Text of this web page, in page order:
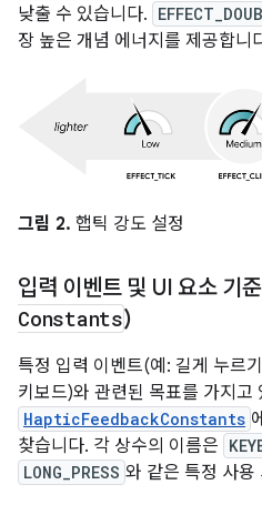
낮출 수 있습니다.
장 높은 개념 에너지를 제공합니
그림 2. 햅틱 강도 설정
입력 이벤트 및 UI 요소 기
Constants)
특정 입력 이벤트(예: 길게 누르
키보드)와 관련된 목표를 가지고
HapticFeedbackConstants
찾습니다. 각 상수의 이름은
LONG_PRESS 와 같은 특정 사용